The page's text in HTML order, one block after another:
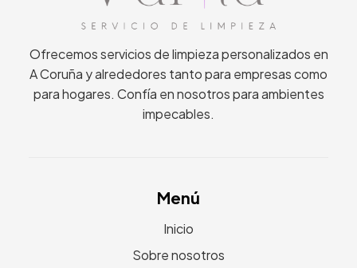
Ofrecemos servicios de limpieza personalizados en
A Coruña y alrededores tanto para empresas como
para hogares. Confía en nosotros para ambientes
impecables.
Menú
Inicio
Sobre nosotros